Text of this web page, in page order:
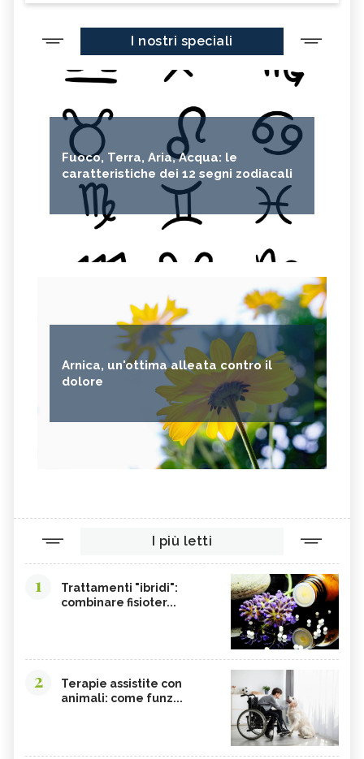
I nostri speciali
Fuoco, Terra, Aria, Acqua: le
caratteristiche dei 12 segni zodiacali
Arnica, un'ottima alleata contro il
dolore
I più letti
1
Trattamenti "ibridi":
combinare fisioter...
2
Terapie assistite con
animali: come funz...